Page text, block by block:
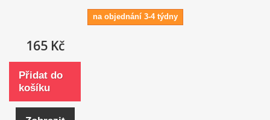
na objednání 3-4 týdny
165 Kč
Přidat do
košíku